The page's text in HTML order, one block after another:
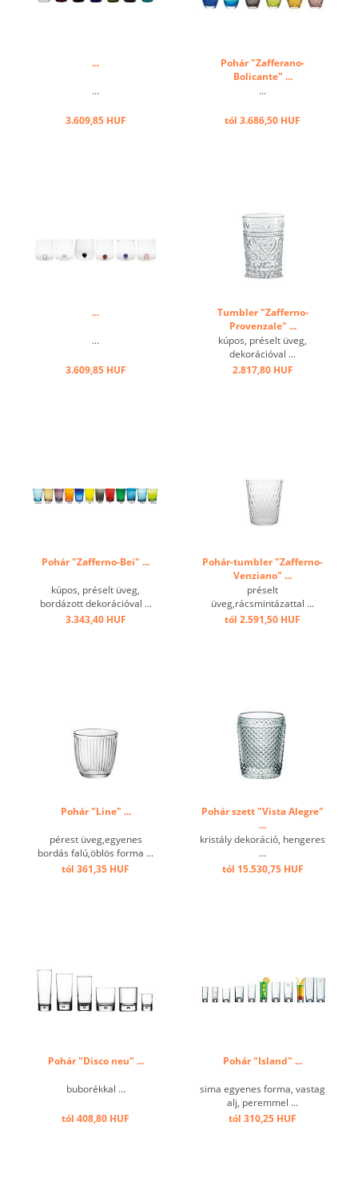
...
...
3.609,85 HUF
Pohár "Zafferano-
Bolicante" ...
...
tól 3.686,50 HUF
...
...
3.609,85 HUF
Tumbler "Zafferno-
Provenzale" ...
kúpos, préselt üveg,
dekorációval ...
2.817,80 HUF
Pohár "Zafferno-Bei" ...
kúpos, préselt üveg,
bordázott dekorációval ...
3.343,40 HUF
Pohár-tumbler "Zafferno-
Venziano" ...
préselt
üveg,rácsmintázattal ...
tól 2.591,50 HUF
Pohár "Line" ...
pérest üveg,egyenes
bordás falú,öblös forma ...
tól 361,35 HUF
Pohár szett "Vista Alegre"
...
kristály dekoráció, hengeres
...
tól 15.530,75 HUF
Pohár "Disco neu" ...
buborékkal ...
tól 408,80 HUF
Pohár "Island" ...
sima egyenes forma, vastag
alj, peremmel ...
tól 310,25 HUF